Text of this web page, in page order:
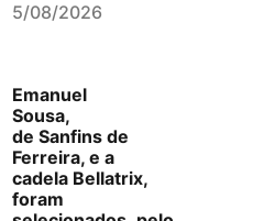
5/08/2026
Emanuel
Sousa,
de Sanfins de
Ferreira, e a
cadela Bellatrix,
foram